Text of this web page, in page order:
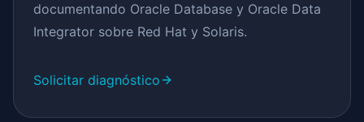
documentando Oracle Database y Oracle Data
Integrator sobre Red Hat y Solaris.
Solicitar diagnóstico